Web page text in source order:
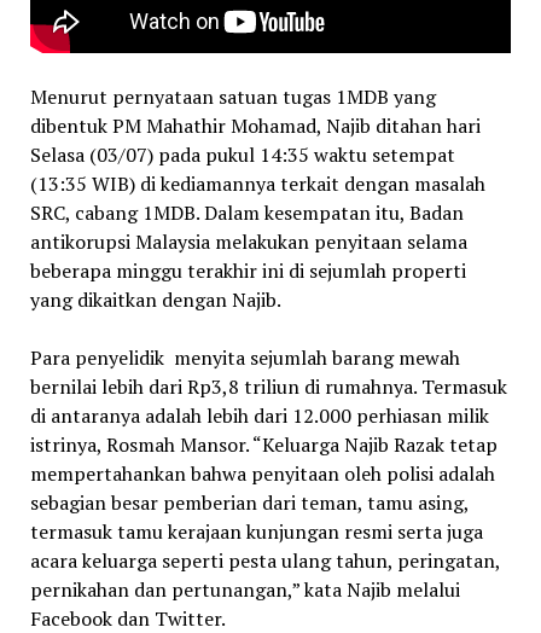
Menurut pernyataan satuan tugas 1MDB yang
dibentuk PM Mahathir Mohamad, Najib ditahan hari
Selasa (03/07) pada pukul 14:35 waktu setempat
(13:35 WIB) di kediamannya terkait dengan masalah
SRC, cabang 1MDB. Dalam kesempatan itu, Badan
antikorupsi Malaysia melakukan penyitaan selama
beberapa minggu terakhir ini di sejumlah properti
yang dikaitkan dengan Najib.
Para penyelidik menyita sejumlah barang mewah
bernilai lebih dari Rp3,8 triliun di rumahnya. Termasuk
di antaranya adalah lebih dari 12.000 perhiasan milik
istrinya, Rosmah Mansor. “Keluarga Najib Razak tetap
mempertahankan bahwa penyitaan oleh polisi adalah
sebagian besar pemberian dari teman, tamu asing,
termasuk tamu kerajaan kunjungan resmi serta juga
acara keluarga seperti pesta ulang tahun, peringatan,
pernikahan dan pertunangan,” kata Najib melalui
Facebook dan Twitter.